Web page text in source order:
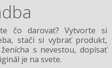
čo darovať? Vytvorte si
stačí si vybrať produkt,
s nevestou, dopísať
je na svete.